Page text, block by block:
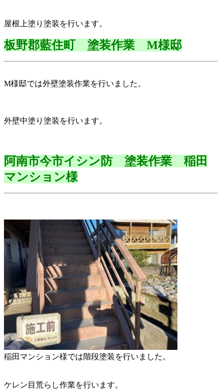
屋根上塗り塗装を行います。
板野郡藍住町 塗装作業 M様邸
M様邸では外壁塗装作業を行いました。
外壁中塗り塗装を行います。
阿南市今市イシン防 塗装作業 稲田
マンション様
稲田マンション様では階段塗装を行いました。
ケレン目荒らし作業を行います。